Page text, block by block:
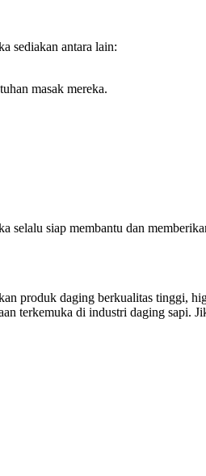
sediakan antara lain:
masak mereka.
selalu siap membantu dan
produk daging berkualitas tinggi,
terkemuka di industri daging sapi.